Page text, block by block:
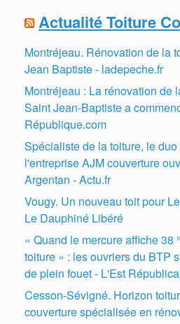
Actualité Toiture
Montréjeau. Rénovation de la
Jean Baptiste - ladepeche.fr
Montréjeau : La rénovation de
Saint Jean-Baptiste a
République.com
Spécialiste de la toiture, le
l'entreprise AJM couverture
Argentan - Actu.fr
Vougy. Un nouveau toit pour
Le Dauphiné Libéré
« Quand le mercure affiche 38
toiture » : les ouvriers du BTP
de plein fouet - L'Est
Cesson-Sévigné. Horizon
couverture spécialisée en